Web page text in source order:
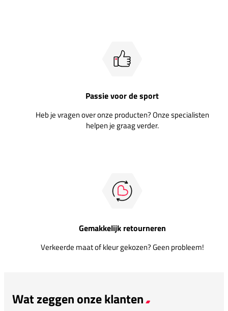
Passie voor de sport
Heb je vragen over onze producten? Onze specialisten
helpen je graag verder.
Gemakkelijk retourneren
Verkeerde maat of kleur gekozen? Geen probleem!
Wat zeggen onze klanten